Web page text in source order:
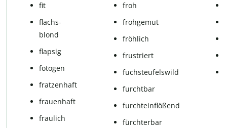
fit
flachs­
blond
flapsig
fotogen
frat­zen­haft
frau­en­haft
frau­lich
froh
frohgemut
fröhlich
frus­t­riert
fuchsteufelswild
furcht­bar
furchteinflößend
fürchterbar